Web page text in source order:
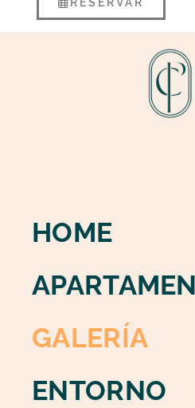
HOME
GALERÍA
ENTORNO